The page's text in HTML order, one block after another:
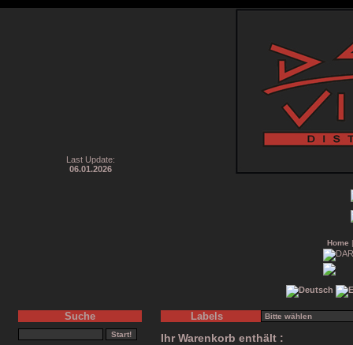
Last Update:
06.01.2026
Home
Suche Labels
Ihr Warenkorb enthält :